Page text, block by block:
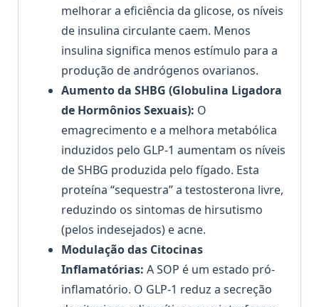
melhorar a eficiência da glicose, os níveis
de insulina circulante caem. Menos
insulina significa menos estímulo para a
produção de andrógenos ovarianos.
Aumento da SHBG (Globulina Ligadora
de Hormônios Sexuais): O
emagrecimento e a melhora metabólica
induzidos pelo GLP-1 aumentam os níveis
de SHBG produzida pelo fígado. Esta
proteína “sequestra” a testosterona livre,
reduzindo os sintomas de hirsutismo
(pelos indesejados) e acne.
Modulação das Citocinas
Inflamatórias: A SOP é um estado pró-
inflamatório. O GLP-1 reduz a secreção